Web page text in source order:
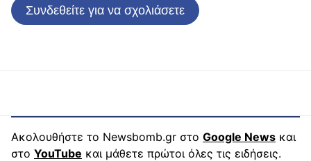
Συνδεθείτε για να σχολιάσετε
Ακολουθήστε το Newsbomb.gr στο Google News και
στο YouTube και μάθετε πρώτοι όλες τις ειδήσεις.